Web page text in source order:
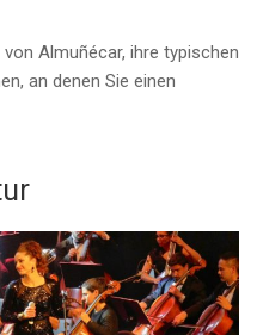
Almuñécar, ihre typischen
an denen Sie einen